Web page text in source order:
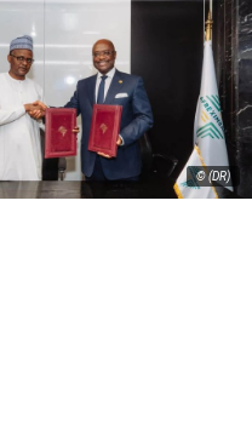
© (DR)